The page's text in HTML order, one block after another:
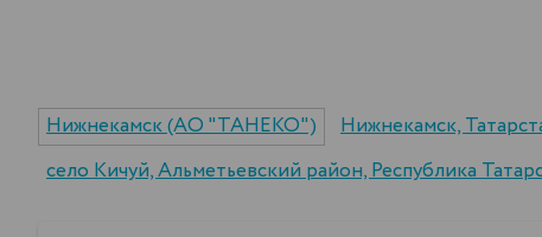
Нижнекамск (АО "ТАНЕКО") Нижнекамск,
село Кичуй, Альметьевский район, Республика